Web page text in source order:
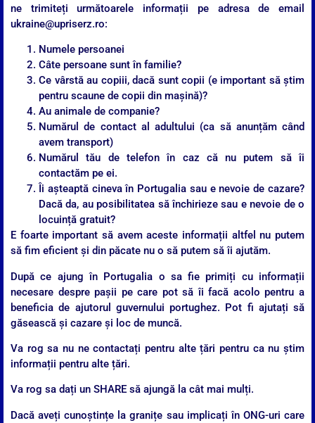
ne trimiteți următoarele informații pe adresa de email
ukraine@upriserz.ro:
Numele persoanei
Câte persoane sunt în familie?
Ce vârstă au copiii, dacă sunt copii (e important să știm
pentru scaune de copii din mașină)?
Au animale de companie?
Numărul de contact al adultului (ca să anunțăm când
avem transport)
Numărul tău de telefon în caz că nu putem să îi
contactăm pe ei.
Îi așteaptă cineva în Portugalia sau e nevoie de cazare?
Dacă da, au posibilitatea să închirieze sau e nevoie de o
locuință gratuit?
E foarte important să avem aceste informații altfel nu putem
să fim eficient și din păcate nu o să putem să îi ajutăm.
După ce ajung în Portugalia o sa fie primiți cu informații
necesare despre pașii pe care pot să îi facă acolo pentru a
beneficia de ajutorul guvernului portughez. Pot fi ajutați să
găsească și cazare și loc de muncă.
Va rog sa nu ne contactați pentru alte țări pentru ca nu știm
informații pentru alte țări.
Va rog sa dați un SHARE să ajungă la cât mai mulți.
Dacă aveți cunoștințe la granițe sau implicați în ONG-uri care